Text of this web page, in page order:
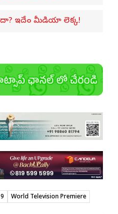
ఇదేం మీడియా లెక్క!
World Television Premiere